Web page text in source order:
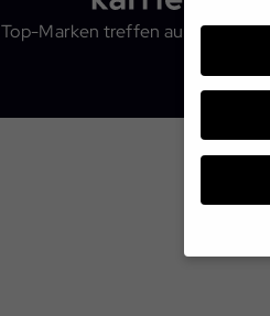
Top-Marken treffen auf Top-